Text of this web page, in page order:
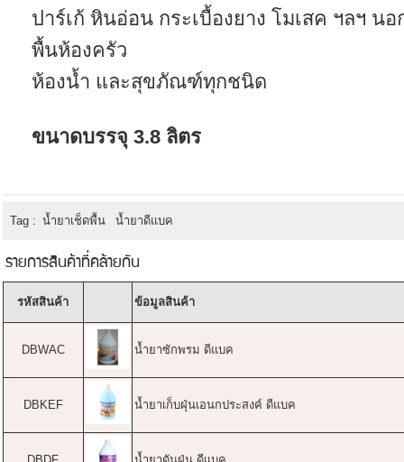
ปาร์เก้ หินอ่อน กระเบื้องยาง โมเสค ฯลฯ น
พื้นห้องครัว
ห้องน้ำ และสุขภัณฑ์ทุกชนิด
ขนาดบรรจุ 3.8 ลิตร
Tag : น้ำยาเช็ดพื้น น้ำยาดีแบค
รายการสินค้าที่คล้ายกัน
รหัสสินค้า ข้อมูลสินค้า
DBWAC น้ำยาซักพรม ดีแบค
DBKEF น้ำยาเก็บฝุ่นเอนกประสงค์ ดีแบค